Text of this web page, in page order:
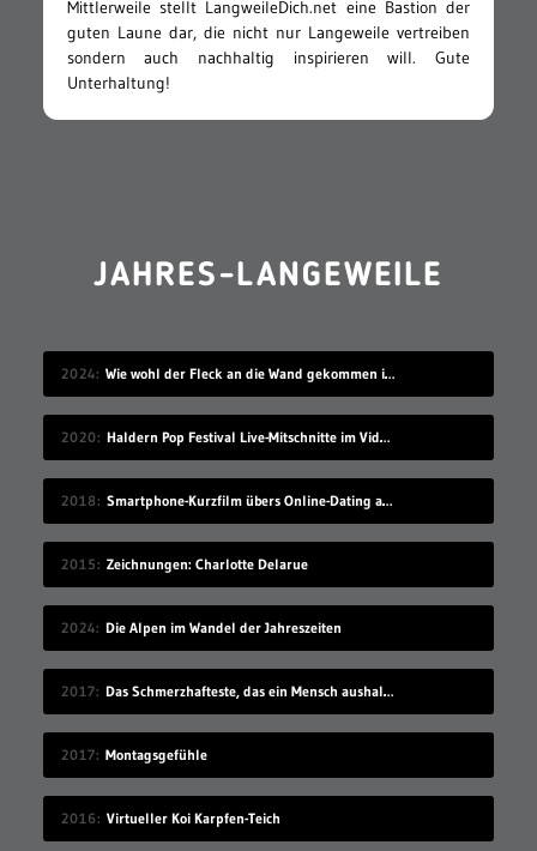
Mittlerweile stellt LangweileDich.net eine Bastion der
guten Laune dar, die nicht nur Langeweile vertreiben
sondern auch nachhaltig inspirieren will. Gute
Unterhaltung!
JAHRES-LANGEWEILE
2024 Wie wohl der Fleck an die Wand gekommen ist?
2020 Haldern Pop Festival Live-Mitschnitte im Videostream (2008-2019)
2018 Smartphone-Kurzfilm übers Online-Dating auf Zugreise
2015 Zeichnungen: Charlotte Delarue
2024 Die Alpen im Wandel der Jahreszeiten
2017 Das Schmerzhafteste, das ein Mensch aushalten kann
2017 Montagsgefühle
2016 Virtueller Koi Karpfen-Teich